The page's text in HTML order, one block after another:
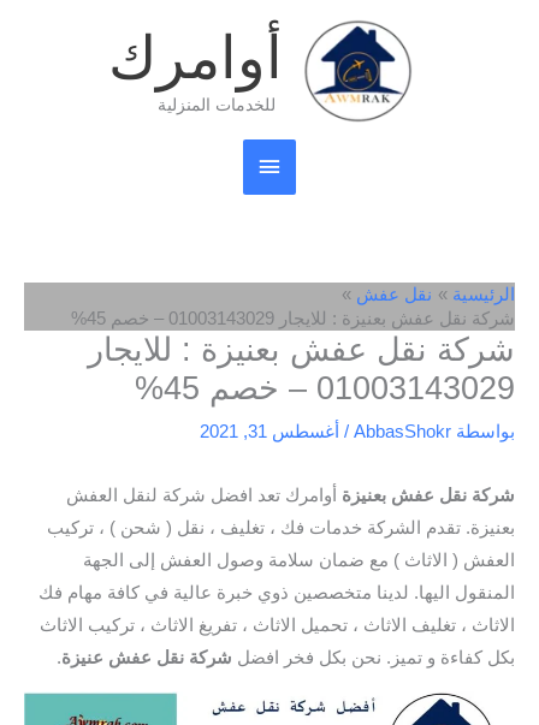
أوامرك
للخدمات المنزلية
القائمة
الرئيسية
الرئيسية
نقل عفش
شركة نقل عفش بعنيزة : للايجار 01003143029 – خصم 45%
شركة نقل عفش بعنيزة : للايجار
01003143029 – خصم 45%
بواسطة AbbasShokr
/ أغسطس 31, 2021
شركة نقل عفش بعنيزة أوامرك تعد افضل شركة لنقل العفش
بعنيزة. تقدم الشركة خدمات فك ، تغليف ، نقل ( شحن ) ، تركيب
العفش ( الاثاث ) مع ضمان سلامة وصول العفش إلى الجهة
المنقول اليها. لدينا متخصصين ذوي خبرة عالية في كافة مهام فك
الاثاث ، تغليف الاثاث ، تحميل الاثاث ، تفريغ الاثاث ، تركيب الاثاث
بكل كفاءة و تميز. نحن بكل فخر افضل شركة نقل عفش عنيزة.